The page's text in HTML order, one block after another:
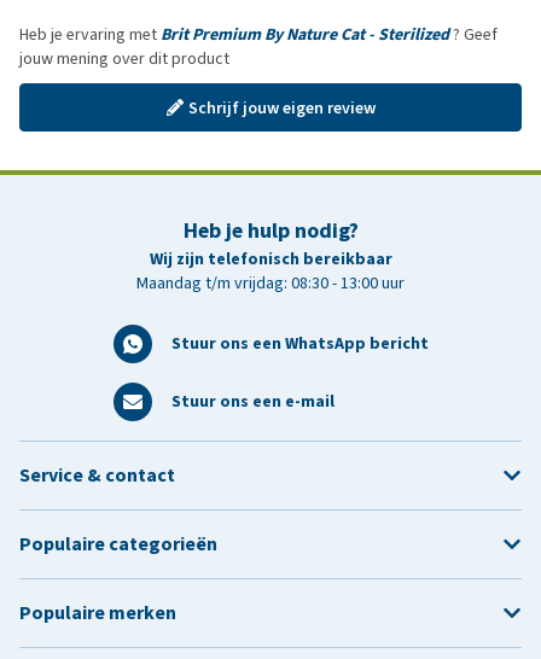
Heb je ervaring met Brit Premium By Nature Cat - Sterilized? Geef
jouw mening over dit product
Schrijf jouw eigen review
Heb je hulp nodig?
Wij zijn telefonisch bereikbaar
Maandag t/m vrijdag: 08:30 - 13:00 uur
Stuur ons een WhatsApp bericht
Stuur ons een e-mail
Service & contact
Populaire categorieën
Populaire merken